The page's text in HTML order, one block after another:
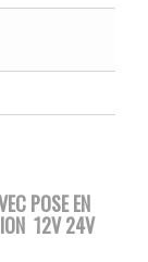
POSE EN
12V 24V